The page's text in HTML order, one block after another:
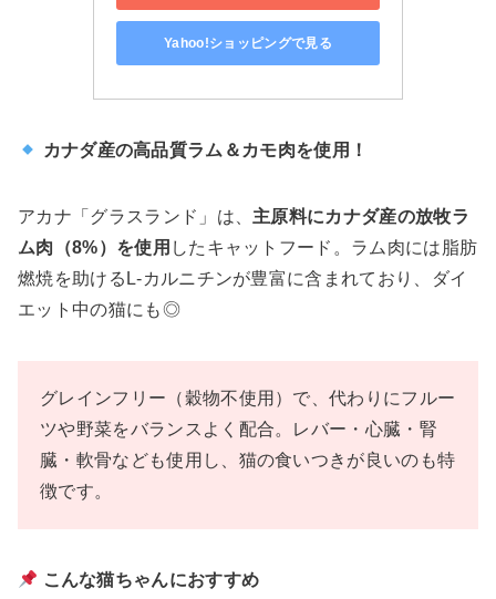
Yahoo!ショッピングで見る
カナダ産の高品質ラム＆カモ肉を使用！
アカナ「グラスランド」は、主原料にカナダ産の放牧ラ
ム肉（8%）を使用 したキャットフード。ラム肉には脂肪
燃焼を助けるL-カルニチンが豊富に含まれており、ダイ
エット中の猫にも◎
グレインフリー（穀物不使用）で、代わりにフルー
ツや野菜をバランスよく配合。レバー・心臓・腎
臓・軟骨なども使用し、猫の食いつきが良いのも特
徴です。
こんな猫ちゃんにおすすめ